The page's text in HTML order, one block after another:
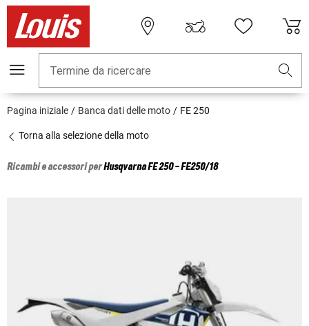
Termine da ricercare
Pagina iniziale Banca dati delle moto FE 250
Torna alla selezione della moto
Ricambi e accessori perHusqvarnaFE 250 - FE250/18